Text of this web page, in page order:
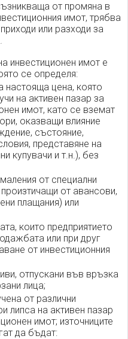
от промяна в
имот, трябва
или разходи за
инвестиционен имот е
се определя:
настояща цена, която
на активен пазар за
имот, като се вземат
оказващи влияние
състояние,
представяне на
купувачи и т.н.), без
от специални
от авансови,
плащания) или
които предприятието
или при друг
от инвестиционния
отпускани във връзка
лица;
от различни
липса на активен пазар
имот; източниците
да бъдат: